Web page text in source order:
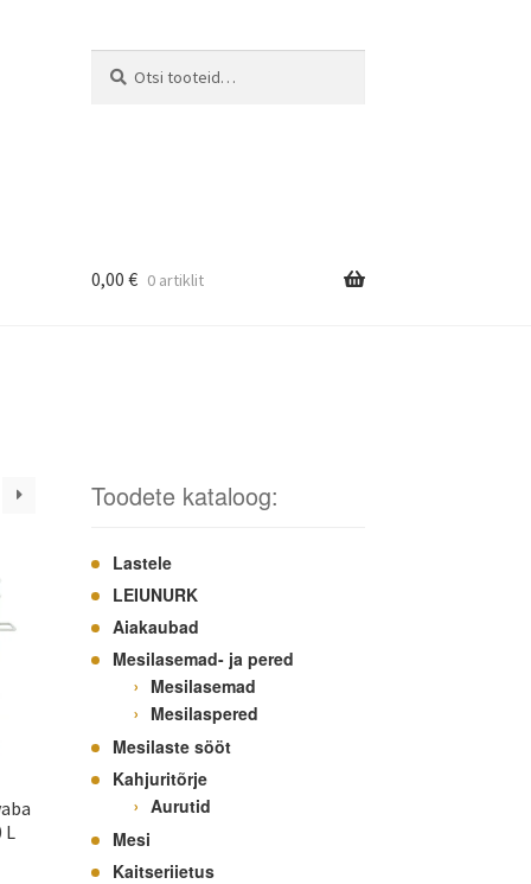
0,00 € 0 artiklit
L
Toodete kataloog:
Lastele
LEIUNURK
Aiakaubad
Mesilasemad- ja pered
Mesilasemad
Mesilaspered
Mesilaste sööt
Kahjuritõrje
Aurutid
Mesi
Kaitseriietus